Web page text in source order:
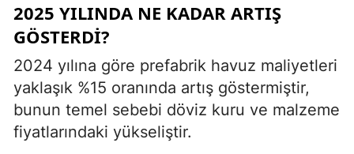
2025 YILINDA NE KADAR ARTIŞ
GÖSTERDI?
2024 yılına göre prefabrik havuz maliyetleri
yaklaşık %15 oranında artış göstermiştir,
bunun temel sebebi döviz kuru ve malzeme
fiyatlarındaki yükseliştir.